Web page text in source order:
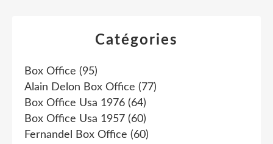
Catégories
Box Office (95)
Alain Delon Box Office (77)
Box Office Usa 1976 (64)
Box Office Usa 1957 (60)
Fernandel Box Office (60)